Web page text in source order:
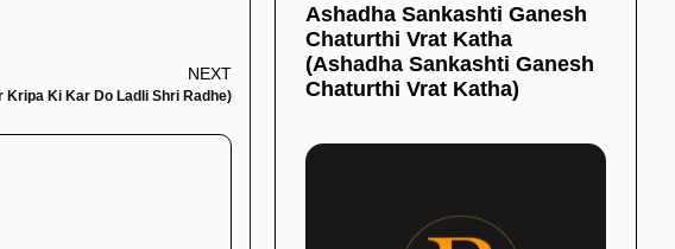
NEXT
Kripa Ki Kar Do Ladli Shri Radhe)
Ashadha Sankashti Ganesh
Chaturthi Vrat Katha
(Ashadha Sankashti Ganesh
Chaturthi Vrat Katha)